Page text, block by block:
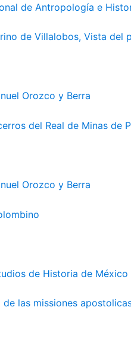
de Antropología e
de Villalobos, Vista del
Orozco y Berra
del Real de Minas de
Orozco y Berra
de Historia de México
las missiones